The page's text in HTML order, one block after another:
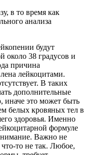
в то время как
анализа
будут
около 38 градусов и
причина
лейкоцитами.
В таких
дополнительные
иначе это может быть
белых кровяных тел в
здоровья. Именно
формуле
Важно не
то не так. Любое,